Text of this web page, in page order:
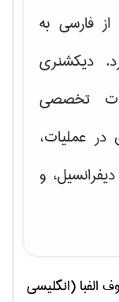
فارسی به
دیکشنری
تخصصی
در عملیات،
، و
الفبا (انگلیسی